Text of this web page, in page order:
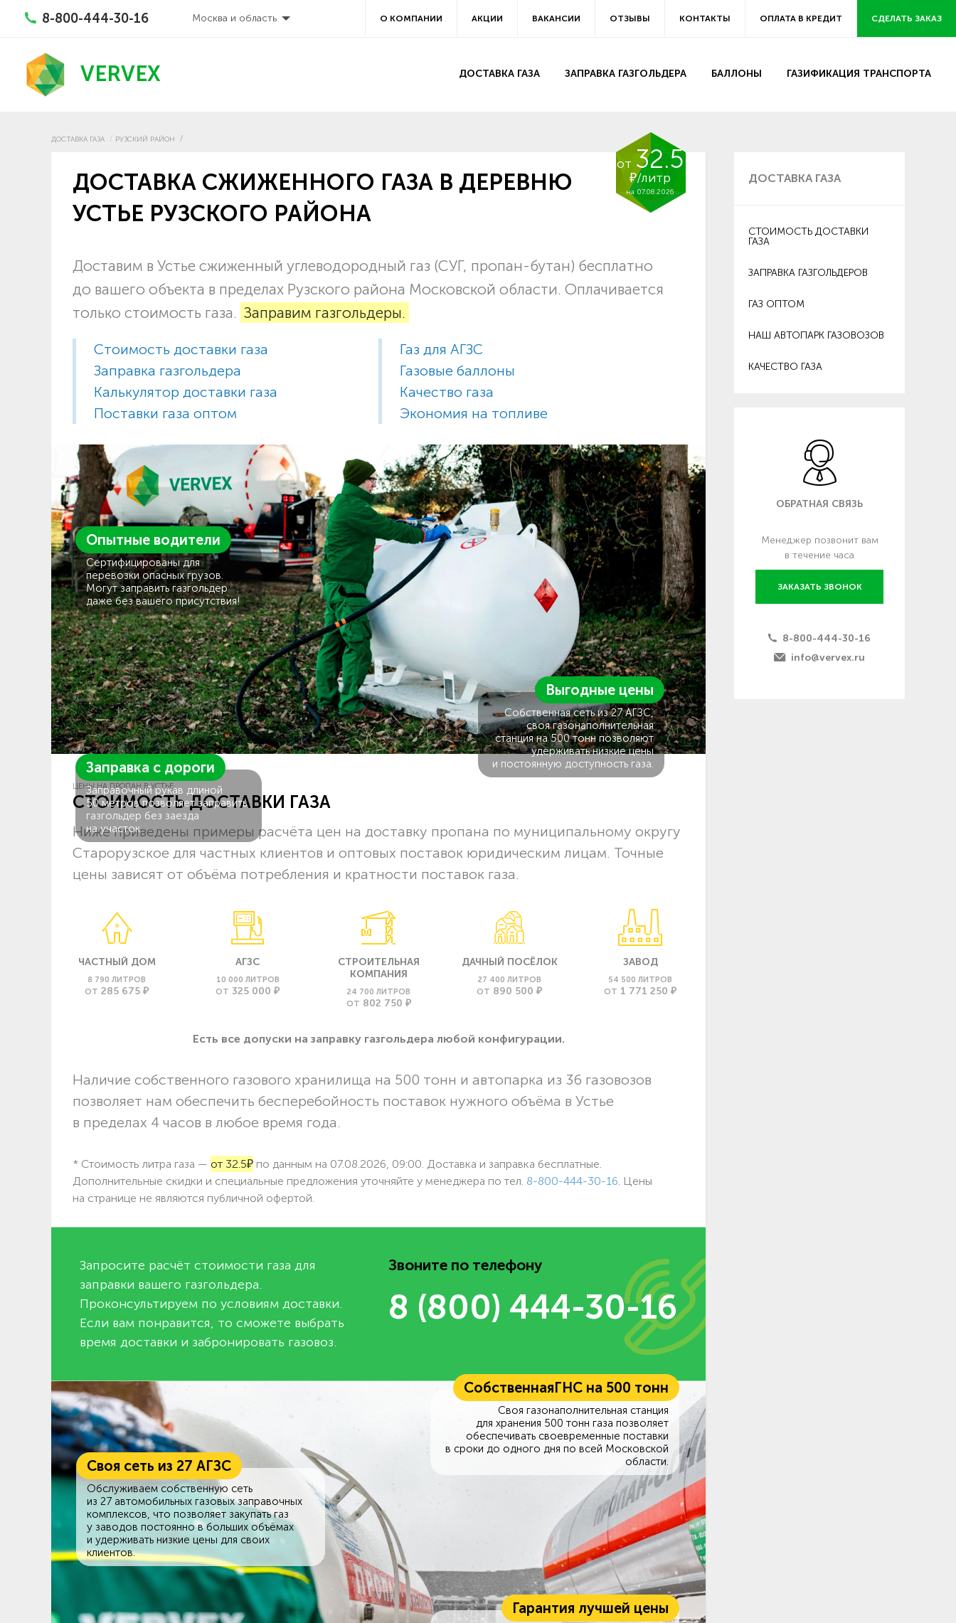
8-800-444-30-16 Москва и область О КОМПАНИИ АКЦИИ ВАКАНСИИ ОТЗЫВЫ КОНТАКТЫ ОПЛАТА В КРЕДИТ СДЕЛАТЬ ЗАКАЗ
VERVEX ДОСТАВКА ГАЗА ЗАПРАВКА ГАЗГОЛЬДЕРА БАЛЛОНЫ ГАЗИФИКАЦИЯ ТРАНСПОРТА
ДОСТАВКА ГАЗА РУЗСКИЙ РАЙОН
от 32.5
₽/литр
на 07.08.2026
ДОСТАВКА СЖИЖЕННОГО ГАЗА В ДЕРЕВНЮ
УСТЬЕ РУЗСКОГО РАЙОНА
Доставим в Устье сжиженный углеводородный газ (СУГ, пропан-бутан) бесплатно
до вашего объекта в пределах Рузского района Московской области. Оплачивается
только стоимость газа. Заправим газгольдеры.
Стоимость доставки газа
Заправка газгольдера
Калькулятор доставки газа
Поставки газа оптом
Газ для АГЗС
Газовые баллоны
Качество газа
Экономия на топливе
Опытные водители
Сертифицированы для
перевозки опасных грузов.
Могут заправить газгольдер
даже без вашего присутствия!
Заправка с дороги
Заправочный рукав длиной
50 метров позволяет заправить
газгольдер без заезда
на участок.
Выгодные цены
Собственная сеть из 27 АГЗС,
своя газонаполнительная
станция на 500 тонн позволяют
удерживать низкие цены
и постоянную доступность газа.
ЦЕНЫ НА ПРОПАН В УСТЬЕ
СТОИМОСТЬ ДОСТАВКИ ГАЗА
Ниже приведены примеры расчёта цен на доставку пропана по муниципальному округу
Старорузское для частных клиентов и оптовых поставок юридическим лицам. Точные
цены зависят от объёма потребления и кратности поставок газа.
ЧАСТНЫЙ ДОМ
8 790 ЛИТРОВ
ОТ 285 675 ₽
АГЗС
10 000 ЛИТРОВ
ОТ 325 000 ₽
СТРОИТЕЛЬНАЯ
КОМПАНИЯ
24 700 ЛИТРОВ
ОТ 802 750 ₽
ДАЧНЫЙ ПОСЁЛОК
27 400 ЛИТРОВ
ОТ 890 500 ₽
ЗАВОД
54 500 ЛИТРОВ
ОТ 1 771 250 ₽
Есть все допуски нa заправку газгольдера любой конфигурации.
Наличие собственного газового хранилища на 500 тонн и автопарка из 36 газовозов
позволяет нам обеспечить бесперебойность поставок нужного объёма в Устье
в пределах 4 часов в любое время года.
* Стоимость литра газа — от 32.5₽ по данным на 07.08.2026, 09:00. Доставка и заправка бесплатные.
Дополнительные скидки и специальные предложения уточняйте у менеджера по тел. 8-800-444-30-16 . Цены
на странице не являются публичной офертой.
Запросите расчёт стоимости газа для
заправки вашего газгольдера.
Проконсультируем по условиям доставки.
Если вам понравится, то сможете выбрать
время доставки и забронировать газовоз.
Звоните по телефону
8 (800) 444-30-16
СобственнаяГНС на 500 тонн
Своя газонаполнительная станция
для хранения 500 тонн газа позволяет
обеспечивать своевременные поставки
в сроки до одного дня по всей Московской
области.
Своя сеть из 27 АГЗС
Обслуживаем собственную сеть
из 27 автомобильных газовых заправочных
комплексов, что позволяет закупать газ
у заводов постоянно в больших объёмах
и удерживать низкие цены для своих
клиентов.
Гарантия лучшей цены
ДОСТАВКА ГАЗА
СТОИМОСТЬ ДОСТАВКИ
ГАЗА
ЗАПРАВКА ГАЗГОЛЬДЕРОВ
ГАЗ ОПТОМ
НАШ АВТОПАРК ГАЗОВОЗОВ
КАЧЕСТВО ГАЗА
ОБРАТНАЯ СВЯЗЬ
Менеджер позвонит вам
в течение часа
ЗАКАЗАТЬ ЗВОНОК
8-800-444-30-16
info@vervex.ru